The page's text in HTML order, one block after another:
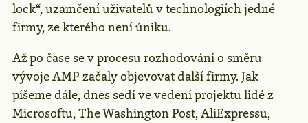
lock“, uzamčení uživatelů v technologiích jedné
firmy, ze kterého není úniku.
Až po čase se v procesu rozhodování o směru
vývoje AMP začaly objevovat další firmy. Jak
píšeme dále, dnes sedí ve vedení projektu lidé z
Microsoftu, The Washington Post, AliExpressu,